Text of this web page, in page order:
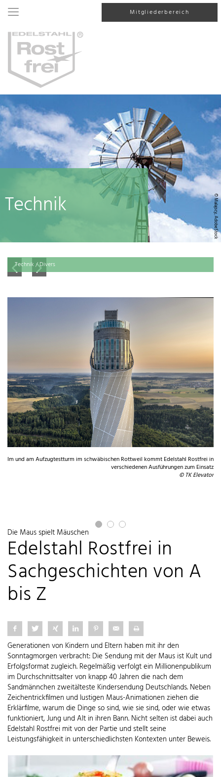
Mitgliederbereich
© Malajscy, AdobeStock
Technik
Technik / Divers
Im und am Aufzugtestturm im schwäbischen Rottweil kommt Edelstahl Rostfrei in
verschiedenen Ausführungen zum Einsatz
© TK Elevator
Die Maus spielt Mäuschen
Edelstahl Rostfrei in
Sachgeschichten von A
bis Z
Generationen von Kindern und Eltern haben mit ihr den
Sonntagmorgen verbracht: Die Sendung mit der Maus ist Kult und
Erfolgsformat zugleich. Regelmäßig verfolgt ein Millionenpublikum
im Durchschnittsalter von knapp 40 Jahren die nach dem
Sandmännchen zweitälteste Kindersendung Deutschlands. Neben
Zeichentrickfilmen und lustigen Maus-Animationen ziehen die
Erklärfilme, warum die Dinge so sind, wie sie sind, oder wie etwas
funktioniert, Jung und Alt in ihren Bann. Nicht selten ist dabei auch
Edelstahl Rostfrei mit von der Partie und stellt seine
Leistungsfähigkeit in unterschiedlichsten Kontexten unter Beweis.